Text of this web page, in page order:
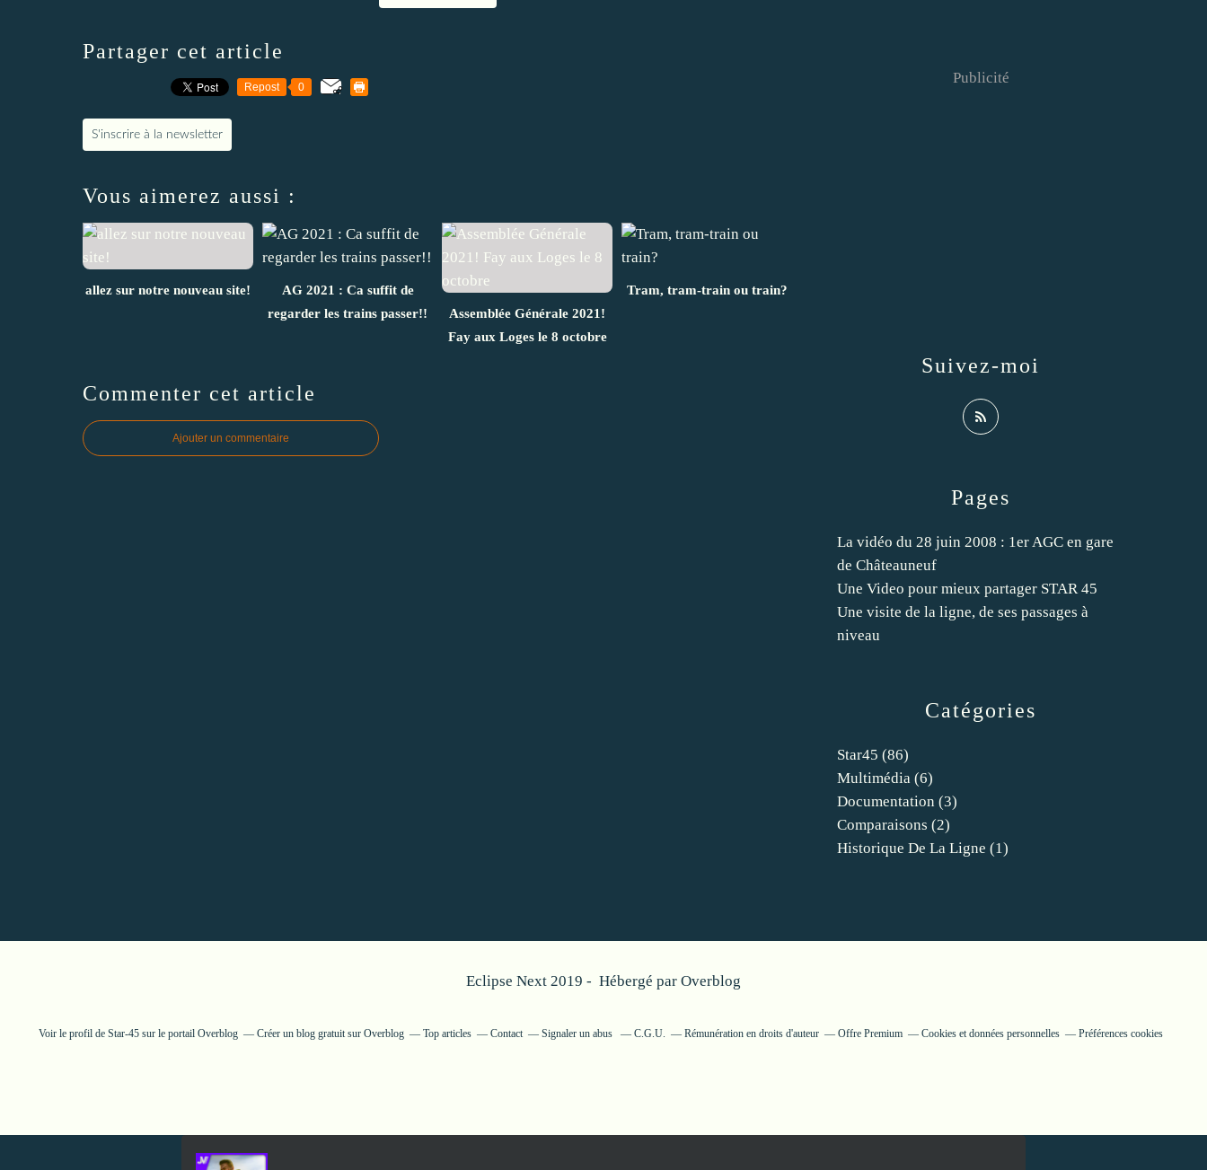
Partager cet article
Repost 0
S'inscrire à la newsletter
Vous aimerez aussi :
allez sur notre nouveau site!
AG 2021 : Ca suffit de
regarder les trains passer!!
Assemblée Générale 2021!
Fay aux Loges le 8 octobre
Tram, tram-train ou train?
Commenter cet article
Ajouter un commentaire
Catégories
Star45 (86)
Multimédia (6)
Documentation (3)
Comparaisons (2)
Historique De La Ligne (1)
Pages
La vidéo du 28 juin 2008 : 1er AGC en gare
de Châteauneuf
Une Video pour mieux partager STAR 45
Une visite de la ligne, de ses passages à
niveau
Suivez-moi
Publicité
Eclipse Next 2019 - Hébergé par Overblog
Voir le profil de Star-45 sur le portail Overblog Créer un blog gratuit sur Overblog Top articles Contact Signaler un abus C.G.U. Rémunération en droits d'auteur Offre Premium Cookies et données personnelles Préférences cookies